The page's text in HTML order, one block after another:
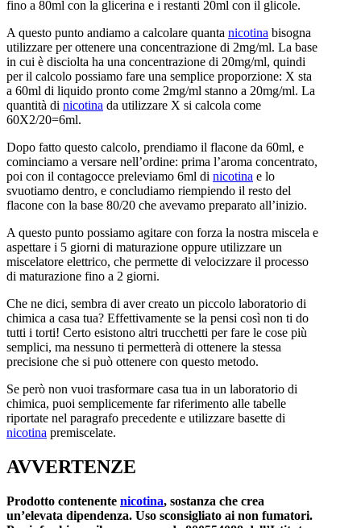
fino a 80ml con la glicerina e i restanti 20ml con il glicole.
A questo punto andiamo a calcolare quanta nicotina bisogna
utilizzare per ottenere una concentrazione di 2mg/ml. La base
in cui è disciolta ha una concentrazione di 20mg/ml, quindi
per il calcolo possiamo fare una semplice proporzione: X sta
a 60ml di liquido pronto come 2mg/ml stanno a 20mg/ml. La
quantità di nicotina da utilizzare X si calcola come
60X2/20=6ml.
Dopo fatto questo calcolo, prendiamo il flacone da 60ml, e
cominciamo a versare nell’ordine: prima l’aroma concentrato,
poi con il contagocce preleviamo 6ml di nicotina e lo
svuotiamo dentro, e concludiamo riempiendo il resto del
flacone con la base 80/20 che avevamo preparato all’inizio.
A questo punto possiamo agitare con forza la nostra miscela e
aspettare i 5 giorni di maturazione oppure utilizzare un
miscelatore elettrico, che permette di velocizzare il processo
di maturazione fino a 2 giorni.
Che ne dici, sembra di aver creato un piccolo laboratorio di
chimica a casa tua? Effettivamente se la pensi così non ti do
tutti i torti! Certo esistono altri trucchetti per fare le cose più
semplici, ma nessuno ti permetterà di ottenere la stessa
precisione che si può ottenere con questo metodo.
Se però non vuoi trasformare casa tua in un laboratorio di
chimica, puoi semplicemente far riferimento alle tabelle
riportate nel paragrafo precedente e utilizzare basette di
nicotina premiscelate.
AVVERTENZE
Prodotto contenente nicotina, sostanza che crea
un’elevata dipendenza. Uso sconsigliato ai non fumatori.